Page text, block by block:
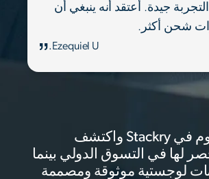
جيدة. أعتقد أنه ينبغي أن
شحن أكثر.
Ezequiel U.
انضم إلينا اليوم في Stackry واكتشف
لها في التسوق الدولي بينما
لوجستية موثوقة ومصممة